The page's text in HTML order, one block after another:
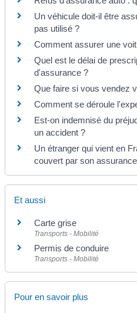
Un véhicule doit-il être
pas utilisé ?
Comment assurer une
Quel est le délai de
d'assurance ?
Que faire si vous vendez
Comment se déroule
Est-on indemnisé du
un accident ?
Un étranger qui vient en
couvert par son
Et aussi
Carte grise
Transports - Mobilité
Permis de conduire
Transports - Mobilité
Pour en savoir plus